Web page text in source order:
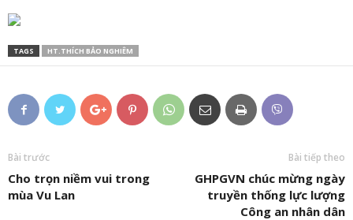
TAGS HT.THÍCH BẢO NGHIÊM
Bài trước
Cho trọn niềm vui trong
mùa Vu Lan
Bài tiếp theo
GHPGVN chúc mừng ngày
truyền thống lực lượng
Công an nhân dân